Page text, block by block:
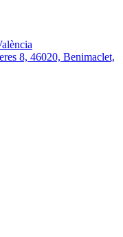
8, 46020, Benimaclet,